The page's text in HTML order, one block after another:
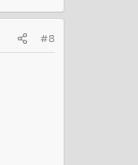
#8